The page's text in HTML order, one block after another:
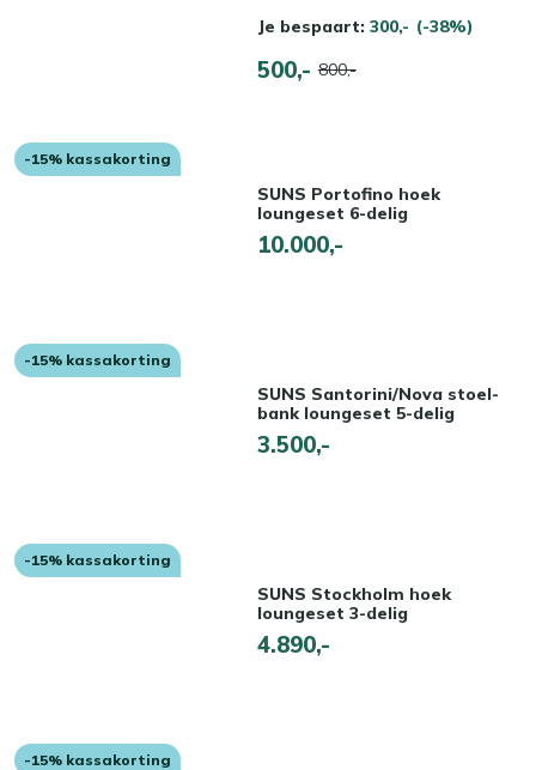
Je bespaart: 300,- (-38%)
500,- 800,-
-15% kassakorting
SUNS Portofino hoek
loungeset 6-delig
10.000,-
-15% kassakorting
SUNS Santorini/Nova stoel-
bank loungeset 5-delig
3.500,-
-15% kassakorting
SUNS Stockholm hoek
loungeset 3-delig
4.890,-
-15% kassakorting